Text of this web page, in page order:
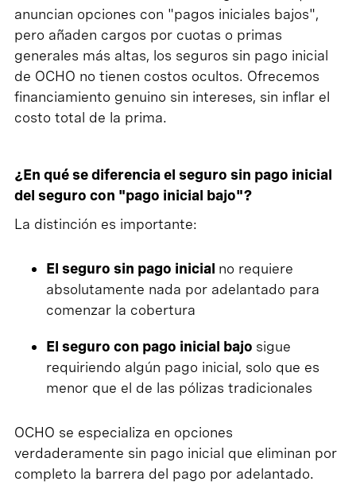
anuncian opciones con "pagos iniciales bajos",
pero añaden cargos por cuotas o primas
generales más altas, los seguros sin pago inicial
de OCHO no tienen costos ocultos. Ofrecemos
financiamiento genuino sin intereses, sin inflar el
costo total de la prima.
¿En qué se diferencia el seguro sin pago inicial
del seguro con "pago inicial bajo"?
La distinción es importante:
El seguro sin pago inicial no requiere
absolutamente nada por adelantado para
comenzar la cobertura
El seguro con pago inicial bajo sigue
requiriendo algún pago inicial, solo que es
menor que el de las pólizas tradicionales
OCHO se especializa en opciones
verdaderamente sin pago inicial que eliminan por
completo la barrera del pago por adelantado.